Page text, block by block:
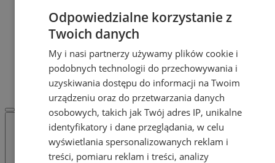
Dodaj ogłoszenie
POLECAMY
Protocol IT
Pracuj.pl - praca w Żorach
REKLAMA
WSPÓŁPRACA
Odpowiedzialne korzystanie z
Twoich danych
My i nasi partnerzy używamy plików cookie i
podobnych technologii do przechowywania i
uzyskiwania dostępu do informacji na Twoim
urządzeniu oraz do przetwarzania danych
osobowych, takich jak Twój adres IP, unikalne
identyfikatory i dane przeglądania, w celu
wyświetlania spersonalizowanych reklam i
treści, pomiaru reklam i treści, analizy